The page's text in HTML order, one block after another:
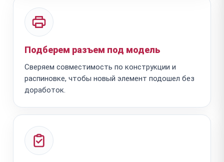
Подберем разъем под модель
Сверяем совместимость по конструкции и
распиновке, чтобы новый элемент подошел без
доработок.